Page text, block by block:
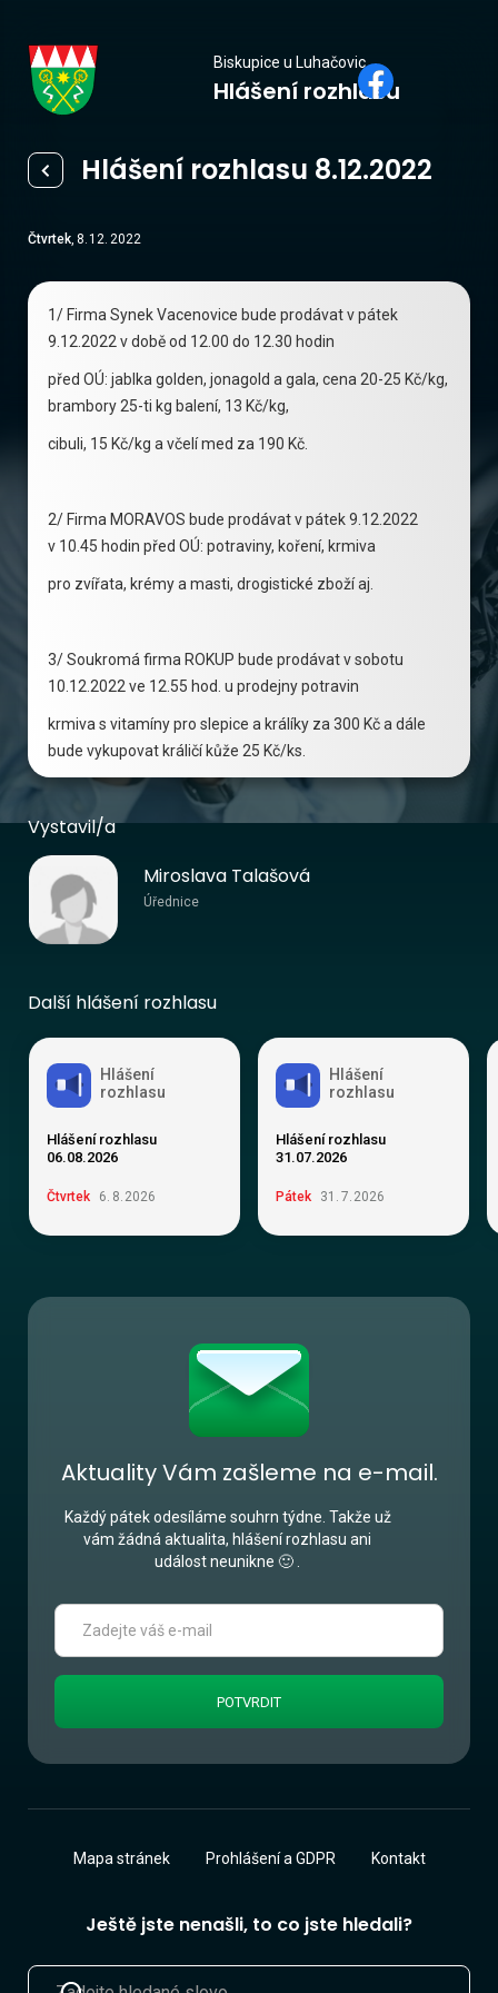
Biskupice
u Luhačovic
Biskupice u Luhačovic
Hlášení rozhlasu
Hlášení rozhlasu 8.12.2022
Čtvrtek, 8.12. 2022
1/ Firma Synek Vacenovice bude prodávat v pátek
9.12.2022 v době od 12.00 do 12.30 hodin
před OÚ: jablka golden, jonagold a gala, cena 20-25 Kč/kg,
brambory 25-ti kg balení, 13 Kč/kg,
cibuli, 15 Kč/kg a včelí med za 190 Kč.
2/ Firma MORAVOS bude prodávat v pátek 9.12.2022
v 10.45 hodin před OÚ: potraviny, koření, krmiva
pro zvířata, krémy a masti, drogistické zboží aj.
3/ Soukromá firma ROKUP bude prodávat v sobotu
10.12.2022 ve 12.55 hod. u prodejny potravin
krmiva s vitamíny pro slepice a králíky za 300 Kč a dále
bude vykupovat králičí kůže 25 Kč/ks.
Vystavil/a
Miroslava Talašová
Úřednice
Další hlášení rozhlasu
Hlášení
rozhlasu
Hlášení rozhlasu
06.08.2026
Čtvrtek 6. 8. 2026
Hlášení
rozhlasu
Hlášení rozhlasu
31.07.2026
Pátek 31 . 7. 2026
Aktuality Vám zašleme na e-mail.
Každý pátek odesíláme souhrn týdne. Takže už
vám žádná aktualita, hlášení rozhlasu ani
událost neunikne 🙂 .
Ještě jste nenašli, to co jste hledali?
Mapa stránek Prohlášení a GDPR Kontakt